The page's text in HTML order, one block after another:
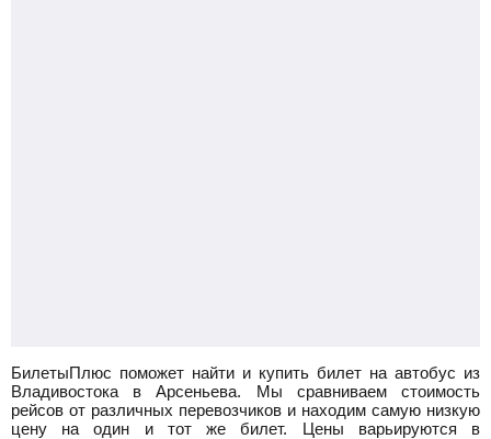
БилетыПлюс поможет найти и купить билет на автобус из
Владивостока в Арсеньева.
Мы сравниваем стоимость
рейсов от различных перевозчиков и находим самую низкую
цену на один и тот же билет. Цены варьируются в